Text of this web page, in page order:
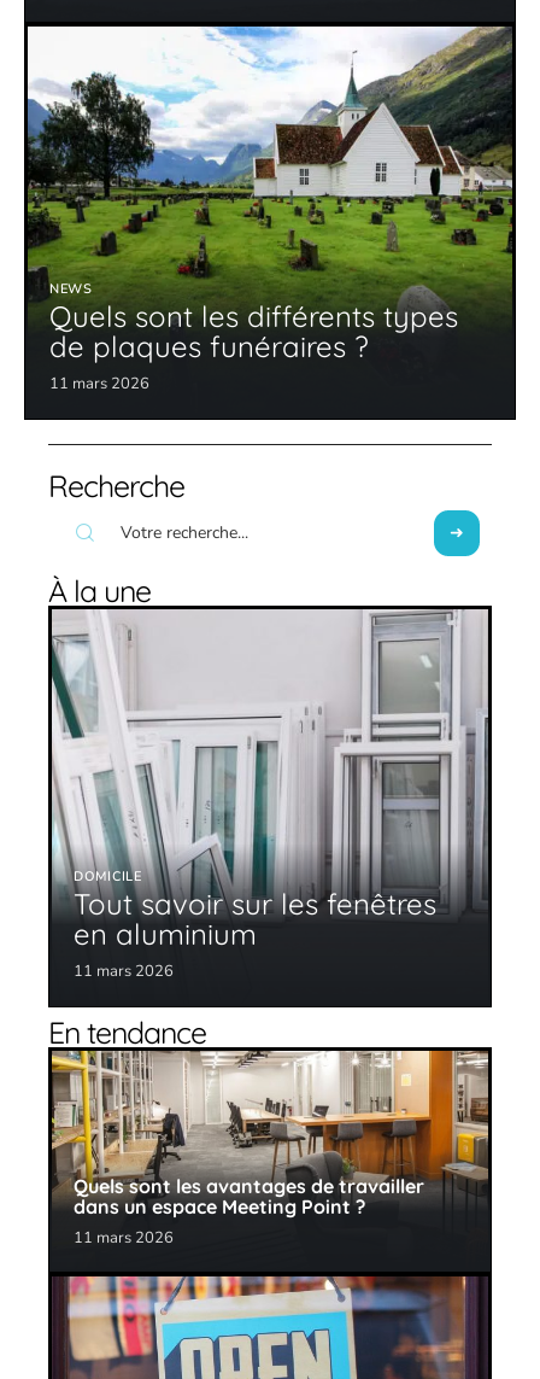
NEWS
Quels sont les différents types
de plaques funéraires ?
11 mars 2026
Recherche
À la une
DOMICILE
Tout savoir sur les fenêtres
en aluminium
11 mars 2026
En tendance
Quels sont les avantages de travailler
dans un espace Meeting Point ?
11 mars 2026